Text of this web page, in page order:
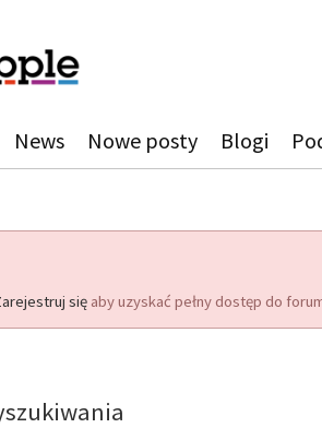
News Nowe posty Blogi
się aby uzyskać pełny dostęp do